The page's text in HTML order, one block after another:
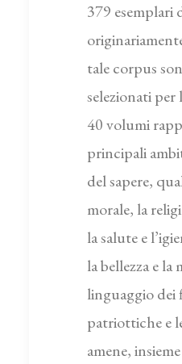
379 esemplari
tale corpus
selezionati per
40 volumi
principali
del sapere,
morale, la
la salute e
la bellezza e la
linguaggio
patriottiche e
amene,